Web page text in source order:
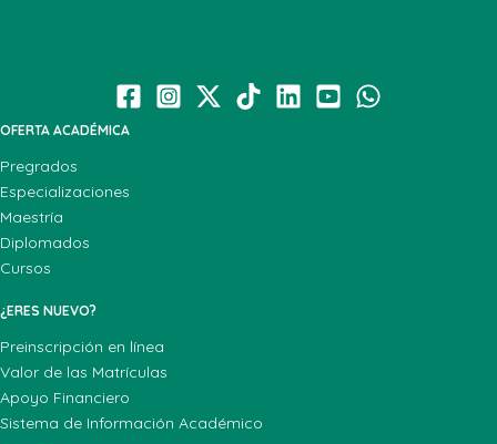
OFERTA ACADÉMICA
Pregrados
Especializaciones
Maestría
Diplomados
Cursos
¿ERES NUEVO?
Preinscripción en línea
Valor de las Matrículas
Apoyo Financiero
Sistema de Información Académico